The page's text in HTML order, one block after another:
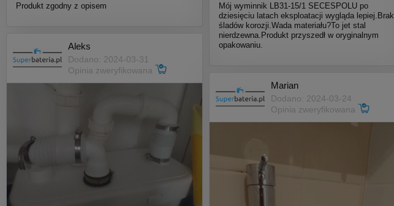
Produkt zgodny z opisem
Mój wyminnik LB31-15/1 SECESPOLU po
dziesięciu latach eksploatacji wygląda lepiej.Brak
śladów korozji.Wada materiału?To jet stal
nierdzewna.Produkt przyszedł w oryginalnym
opakowaniu.
Aleks
Dodano: 2024-03-31
Opinia zweryfikowana
Marian
Dodano: 2024-03-24
Opinia zweryfikowana